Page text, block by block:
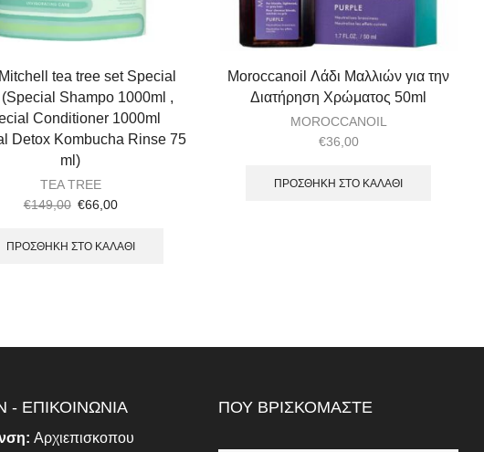
tea tree set Special
(Special Shampo 1000ml ,
Conditioner 1000ml
Detox Kombucha Rinse 75
ml)
TEA TREE
€149,00 €66,00
ΠΡΟΣΘΉΚΗ ΣΤΟ ΚΑΛΆΘΙ
Moroccanoil Λάδι Μαλλιών για την
Διατήρηση Χρώματος 50ml
MOROCCANOIL
€36,00
ΠΡΟΣΘΉΚΗ ΣΤΟ ΚΑΛΆΘΙ
- ΕΠΙΚΟΙΝΩΝΙΑ
Αρχιεπισκοπου
ΠΟΥ ΒΡΙΣΚΟΜΑΣΤΕ